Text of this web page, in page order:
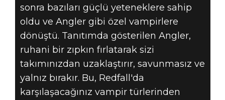
sonra bazıları güçlü yeteneklere sahip
oldu ve Angler gibi özel vampirlere
dönüştü. Tanıtımda gösterilen Angler,
ruhani bir zıpkın fırlatarak sizi
takımınızdan uzaklaştırır, savunmasız ve
yalnız bırakır. Bu, Redfall'da
karşılaşacağınız vampir türlerinden